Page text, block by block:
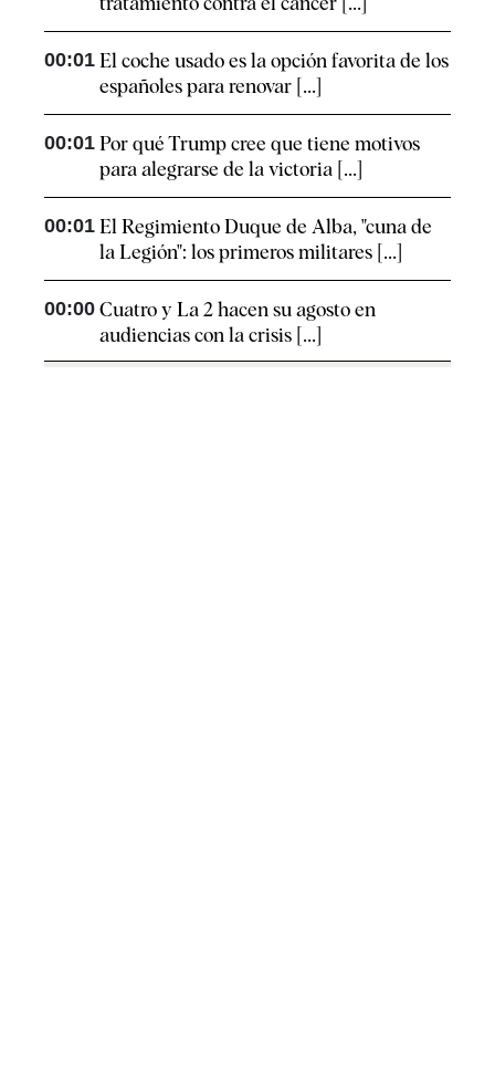
00:01 El coche usado es la opción favorita de los
españoles para renovar [...]
00:01 Por qué Trump cree que tiene motivos
para alegrarse de la victoria [...]
00:01 El Regimiento Duque de Alba, "cuna de
la Legión": los primeros militares [...]
00:00 Cuatro y La 2 hacen su agosto en
audiencias con la crisis [...]